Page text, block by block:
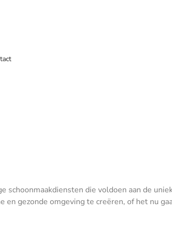
schoonmaakdiensten die voldoen aan de
gezonde omgeving te creëren, of het nu